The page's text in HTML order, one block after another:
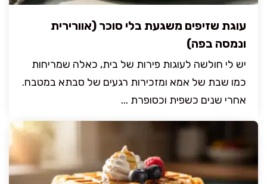
עוגת שזיפים משגעת בלי סוכר (אוורירית
ונמסה בפה)
יש לי חולשה לעוגות פירות של בית, כאלה שמריחות
כמו שבת של אמא ומזכירות רגעים של סבתא במטבח.
אחרי שנים כשפית וכסופרת ...